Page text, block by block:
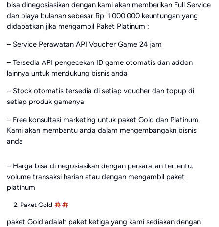
bisa dinegosiasikan dengan kami akan memberikan Full Service
dan biaya bulanan sebesar Rp. 1.000.000 keuntungan yang
didapatkan jika mengambil Paket Platinum :
– Service Perawatan API Voucher Game 24 jam
– Tersedia API pengecekan ID game otomatis dan addon
lainnya untuk mendukung bisnis anda
– Stock otomatis tersedia di setiap voucher dan topup di
setiap produk gamenya
– Free konsultasi marketing untuk paket Gold dan Platinum.
Kami akan membantu anda dalam mengembangakn bisnis
anda
– Harga bisa di negosiasikan dengan persaratan tertentu.
volume transaksi harian atau dengan mengambil paket
platinum
Paket Gold
paket Gold adalah paket ketiga yang kami sediakan dengan